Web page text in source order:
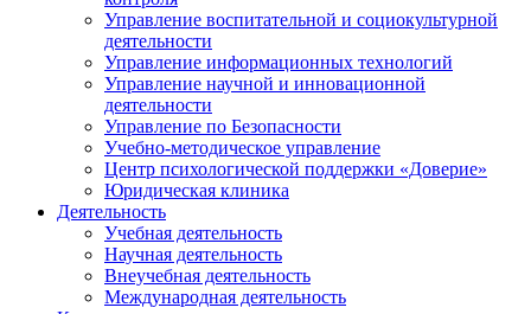
Управление воспитательной и социокультурной
деятельности
Управление информационных технологий
Управление научной и инновационной
деятельности
Управление по Безопасности
Учебно-методическое управление
Центр психологической поддержки «Доверие»
Юридическая клиника
Деятельность
Учебная деятельность
Научная деятельность
Внеучебная деятельность
Международная деятельность